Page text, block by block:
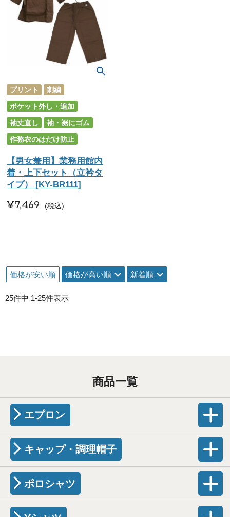
プリント
刺繍
ポケット外し・追加
袖丈直し
袖・裾にゴム
作務衣のはだけ防止
【男女兼用】業務用館内
着・上下セット（立衿タ
イプ） [KY-BR111]
¥7,469 税込
価格が安い順 価格が高い順 新着順
25件中 1-25件表示
商品一覧
エプロン
キャップ・調理帽子
ポロシャツ